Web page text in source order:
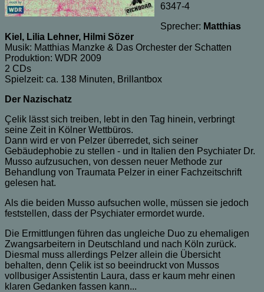
6347-4
Sprecher: Matthias
Kiel, Lilia Lehner, Hilmi Sözer
Musik: Matthias Manzke & Das Orchester der Schatten
Produktion: WDR 2009
2 CDs
Spielzeit: ca. 138 Minuten, Brillantbox
Der Nazischatz
Çelik lässt sich treiben, lebt in den Tag hinein, verbringt
seine Zeit in Kölner Wettbüros.
Dann wird er von Pelzer überredet, sich seiner
Gebäudephobie zu stellen - und in Italien den Psychiater Dr.
Musso aufzusuchen, von dessen neuer Methode zur
Behandlung von Traumata Pelzer in einer Fachzeitschrift
gelesen hat.
Als die beiden Musso aufsuchen wolle, müssen sie jedoch
feststellen, dass der Psychiater ermordet wurde.
Die Ermittlungen führen das ungleiche Duo zu ehemaligen
Zwangsarbeitern in Deutschland und nach Köln zurück.
Diesmal muss allerdings Pelzer allein die Übersicht
behalten, denn Çelik ist so beeindruckt von Mussos
vollbusiger Assistentin Laura, dass er kaum mehr einen
klaren Gedanken fassen kann...